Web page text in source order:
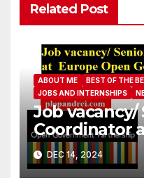
Related Post
ABOUT ME BEST OF THE
JOBS AND INTERNSHIPS
Job vacancy/
Coordinator at Europe
Government
DEC 14, 2024